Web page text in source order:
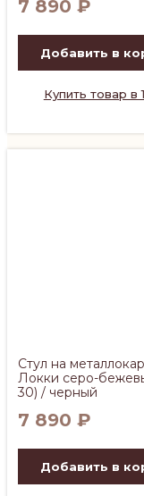
7 890 ₽
Добавить в
Купить товар в
Стул на
Локки серо-
30) / черный
7 890 ₽
Добавить в